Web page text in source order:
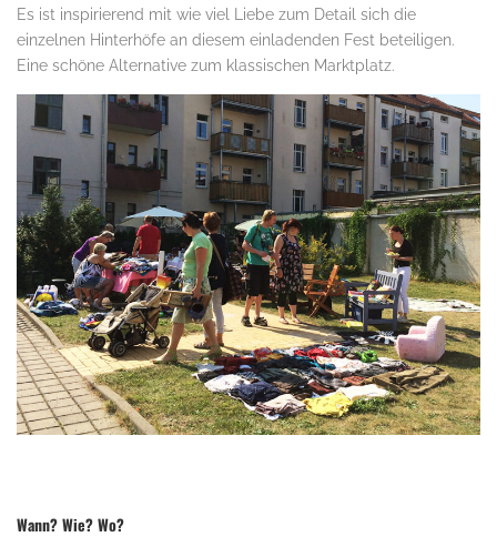
Es ist inspirierend mit wie viel Liebe zum Detail sich die
einzelnen Hinterhöfe an diesem einladenden Fest beteiligen.
Eine schöne Alternative zum klassischen Marktplatz.
Wann? Wie? Wo?